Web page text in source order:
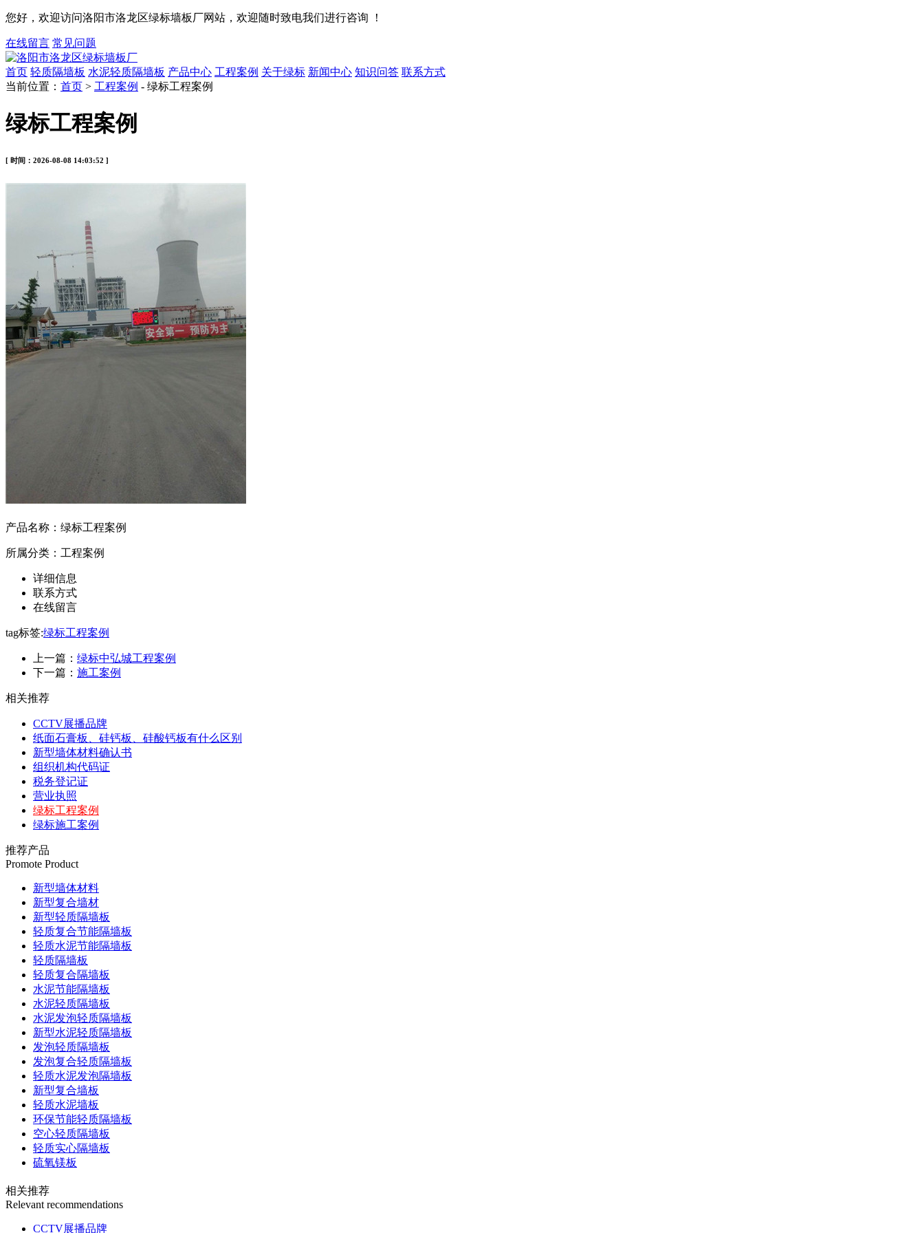
您好，欢迎访问洛阳市洛龙区绿标墙板厂网站，欢迎随时致电我们进行咨询 ！
在线留言 常见问题
首页 轻质隔墙板 水泥轻质隔墙板 产品中心 工程案例 关于绿标 新闻中心 知识问答 联系方式
当前位置： 首页 > 工程案例 - 绿标工程案例
绿标工程案例
[ 时间：2026-08-08 14:03:52 ]
产品名称： 绿标工程案例
所属分类：工程案例
详细信息
联系方式
在线留言
tag标签:绿标工程案例
上一篇： 绿标中弘城工程案例
下一篇： 施工案例
相关推荐
CCTV展播品牌
纸面石膏板、硅钙板、硅酸钙板有什么区别
新型墙体材料确认书
组织机构代码证
税务登记证
营业执照
绿标工程案例
绿标施工案例
推荐产品
Promote Product
新型墙体材料
新型复合墙材
新型轻质隔墙板
轻质复合节能隔墙板
轻质水泥节能隔墙板
轻质隔墙板
轻质复合隔墙板
水泥节能隔墙板
水泥轻质隔墙板
水泥发泡轻质隔墙板
新型水泥轻质隔墙板
发泡轻质隔墙板
发泡复合轻质隔墙板
轻质水泥发泡隔墙板
新型复合墙板
轻质水泥墙板
环保节能轻质隔墙板
空心轻质隔墙板
轻质实心隔墙板
硫氧镁板
相关推荐
Relevant recommendations
CCTV展播品牌